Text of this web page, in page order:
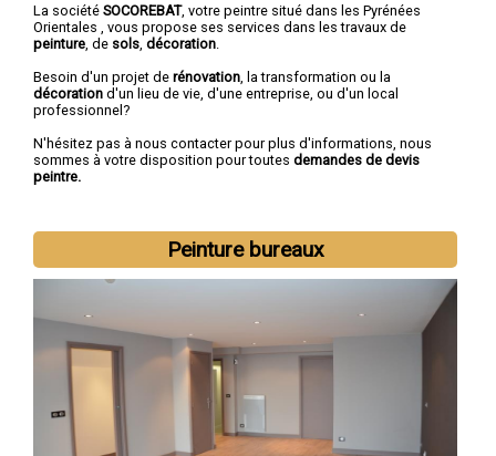
La société SOCOREBAT, votre peintre situé dans les Pyrénées
Orientales , vous propose ses services dans les travaux de
peinture , de sols décoration
Besoin d'un projet de rénovation , la transformation ou la
décoration d'un lieu de vie, d'une entreprise, ou d'un local
professionnel?
N'hésitez pas à nous contacter pour plus d'informations, nous
sommes à votre disposition pour toutes demandes de devis
peintre.
Peinture bureaux